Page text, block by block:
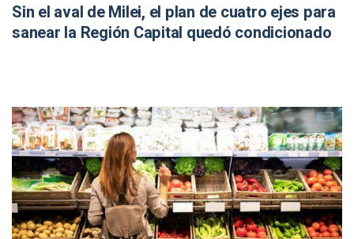
Sin el aval de Milei, el plan de cuatro ejes para
sanear la Región Capital quedó condicionado